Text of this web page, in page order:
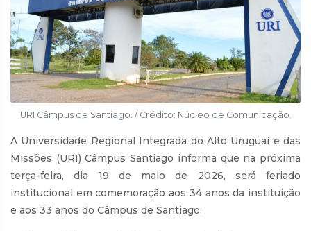
URI Câmpus de Santiago. / Crédito: Núcleo de Comunicação.
A Universidade Regional Integrada do Alto Uruguai e das
Missões (URI) Câmpus Santiago informa que na próxima
terça-feira, dia 19 de maio de 2026, será feriado
institucional em comemoração aos 34 anos da instituição
e aos 33 anos do Câmpus de Santiago.